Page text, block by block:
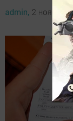
admin, 2 ноябрь